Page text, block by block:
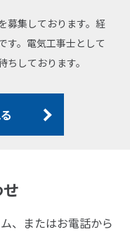
募集しております。経
す。電気工事士として
しております。
、またはお電話から